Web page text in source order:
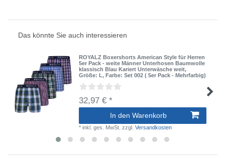
Das könnte Sie auch interessieren
ROYALZ Boxershorts American Style für Herren
5er Pack - weite Männer Unterhosen Baumwolle
klassisch Blau Kariert Unterwäsche weit,
Größe: L, Farbe: Set 002 ( 5er Pack - Mehrfarbig)
32,97 € *
In den Warenkorb
*inkl. ges. MwSt. zzgl.Versandkosten